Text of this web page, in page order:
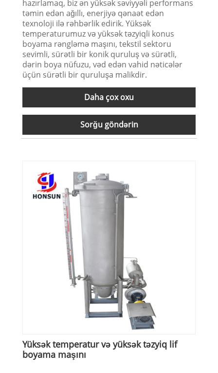
hazırlamaq, biz ən yüksək səviyyəli performans
təmin edən ağıllı, enerjiyə qənaət edən
texnoloji ilə rəhbərlik edirik. Yüksək
temperaturumuz və yüksək təzyiqli konus
boyama rəngləmə maşını, tekstil sektoru
sevimli, sürətli bir konik quruluş və sürətli,
dərin boya nüfuzu, vəd edən vahid nəticələr
üçün sürətli bir quruluşa malikdir.
Daha çox oxu
Sorğu göndərin
Yüksək temperatur və yüksək təzyiq lif
boyama maşını